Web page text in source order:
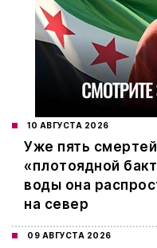
10 АВГУСТА 2026
Уже пять
«плотоядной
воды она
на север
09 АВГУСТА 2026